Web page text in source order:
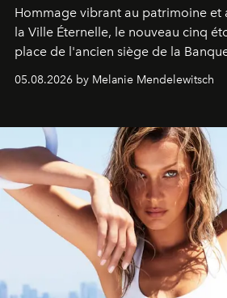
Hommage vibrant au patrimoine et
la Ville Éternelle, le nouveau cinq
place de l'ancien siège de la
de vivre Romain dans toute son
05.08.2026 by Melanie Mendelewitsch